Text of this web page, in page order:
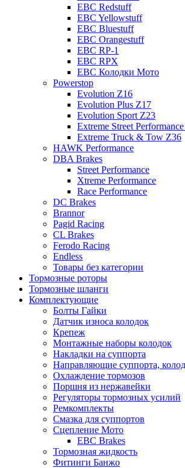
EBC Redstuff
EBC Yellowstuff
EBC Bluestuff
EBC Orangestuff
EBC RP-1
EBC RPX
EBC Колодки Мото
Powerstop
Evolution Z16
Evolution Plus Z17
Evolution Sport Z23
Extreme Street
Extreme Truck & Tow Z36
HAWK Performance
DBA Brakes
Street Performance
Xtreme Performance
Race Performance
DC Brakes
Brannor
Pagid Racing
CL Brakes
Ferodo Racing
Endless
Товары без категории
Тормозные роторы
Тормозные шланги
Комплектующие
Болты Гайки
Датчик износа колодок
Крепеж
Монтажные наборы колодок
Накладки на суппорта
Направляющие суппорта,
Охлаждение тормозов
Поршня из нержавейки
Регуляторы тормозных усилий
Ремкомплекты
Смазка для суппортов
Сцепление Мото
EBC Brakes
Тормозная жидкость
Фитинги Банжо